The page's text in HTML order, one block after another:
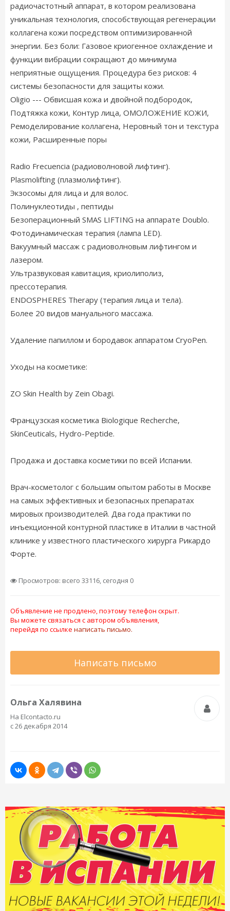
радиочастотный аппарат, в котором реализована
уникальная технология, способствующая регенерации
коллагена кожи посредством оптимизированной
энергии. Без боли: Газовое криогенное охлаждение и
функции вибрации сокращают до минимума
неприятные ощущения. Процедура без рисков: 4
системы безопасности для защиты кожи.
Oligio --- Обвисшая кожа и двойной подбородок,
Подтяжка кожи, Контур лица, ОМОЛОЖЕНИЕ КОЖИ,
Ремоделирование коллагена, Неровный тон и текстура
кожи, Расширенные поры
Radio Frecuencia (радиоволновой лифтинг).
Plasmolifting (плазмолифтинг).
Экзосомы для лица и для волос.
Полинуклеотиды , пептиды
Безоперационный SMAS LIFTING на аппарате Doublo.
Фотодинамическая терапия (лампа LED).
Вакуумный массаж с радиоволновым лифтингом и
лазером.
Ультразвуковая кавитация, криолиполиз,
прессотерапия.
ENDOSPHERES Therapy (терапия лица и тела).
Более 20 видов мануального массажа.
Удаление папиллом и бородавок аппаратом CryoPen.
Уходы на косметике:
ZO Skin Health by Zein Obagi.
Французская косметика Biologique Recherche,
SkinCeuticals, Hydro-Peptide.
Продажа и доставка косметики по всей Испании.
Врач-косметолог с большим опытом работы в Москве
на самых эффективных и безопасных препаратах
мировых производителей. Два года практики по
инъекционной контурной пластике в Италии в частной
клинике у известного пластического хирурга Рикардо
Форте.
Просмотров: всего 33116, сегодня 0
Объявление не продлено, поэтому телефон скрыт.
Вы можете связаться с автором объявления,
перейдя по ссылке написать письмо.
Написать письмо
Ольга Халявина
На Elcontacto.ru
с 26 декабря 2014